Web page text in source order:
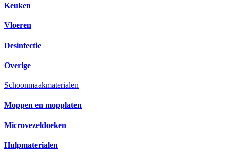
Keuken
Vloeren
Desinfectie
Overige
Schoonmaakmaterialen
Moppen en mopplaten
Microvezeldoeken
Hulpmaterialen